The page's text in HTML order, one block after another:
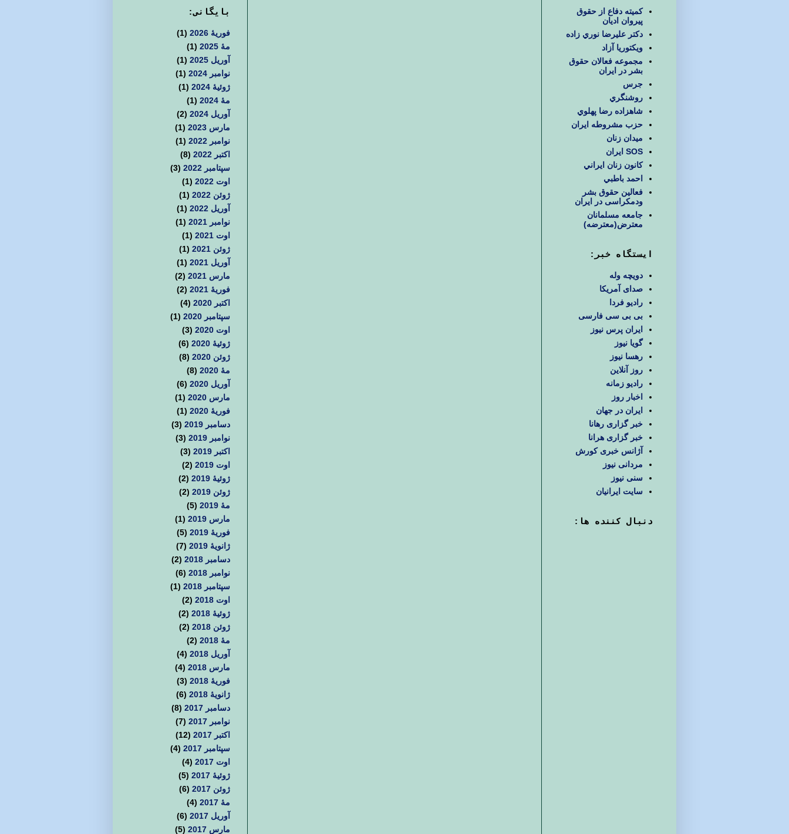
بايگانی:
فوریهٔ 2026
(1)
مهٔ 2025
(1)
آوریل 2025
(1)
نوامبر 2024
(1)
ژوئیهٔ 2024
(1)
مهٔ 2024
(1)
آوریل 2024
(2)
مارس 2023
(1)
نوامبر 2022
(1)
اکتبر 2022
(8)
سپتامبر 2022
(3)
اوت 2022
(1)
ژوئن 2022
(1)
آوریل 2022
(1)
نوامبر 2021
(1)
اوت 2021
(1)
ژوئن 2021
(1)
آوریل 2021
(1)
مارس 2021
(2)
فوریهٔ 2021
(2)
اکتبر 2020
(4)
سپتامبر 2020
(1)
اوت 2020
(3)
ژوئیهٔ 2020
(6)
ژوئن 2020
(8)
مهٔ 2020
(8)
آوریل 2020
(6)
مارس 2020
(1)
فوریهٔ 2020
(1)
دسامبر 2019
(3)
نوامبر 2019
(3)
اکتبر 2019
(3)
اوت 2019
(2)
ژوئیهٔ 2019
(2)
ژوئن 2019
(2)
مهٔ 2019
(5)
مارس 2019
(1)
فوریهٔ 2019
(5)
ژانویهٔ 2019
(7)
دسامبر 2018
(2)
نوامبر 2018
(6)
سپتامبر 2018
(1)
اوت 2018
(2)
ژوئیهٔ 2018
(2)
ژوئن 2018
(2)
مهٔ 2018
(2)
آوریل 2018
(4)
مارس 2018
(4)
فوریهٔ 2018
(3)
ژانویهٔ 2018
(6)
دسامبر 2017
(8)
نوامبر 2017
(7)
اکتبر 2017
(12)
سپتامبر 2017
(4)
اوت 2017
(4)
ژوئیهٔ 2017
(5)
ژوئن 2017
(6)
مهٔ 2017
(4)
آوریل 2017
(6)
مارس 2017
(5)
کمیته دفاع از حقوق
پیروان ادیان
دكتر عليرضا نوري زاده
ويكتوريا آزاد
مجموعه فعالان حقوق
بشر در ایران
جرس
روشنگري
شاهزاده رضا پهلوي
حزب مشروطه ايران
ميدان زنان
SOS ایران
كانون زنان ايراني
احمد باطبي
فعالین حقوق بشر
ودمکراسی در ایران
جامعه مسلمانان
معترض(معترضه)
ایستگاه خبر:
دویچه وله
صدای آمریکا
رادیو فردا
بی بی سی فارسی
ایران پرس نیوز
گویا نیوز
رهسا نیوز
روز آنلاین
رادیو زمانه
اخبار روز
ایران در جهان
خبر گزاری رهانا
خبر گزاری هرانا
آژانس خبری کورش
مردانی نیوز
سنی نیوز
سایت ایرانیان
دنبال كننده ها: